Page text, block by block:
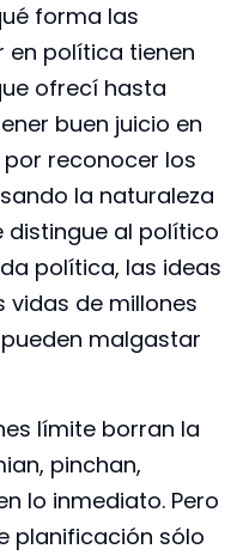
forma las
en política tienen
ofrecí hasta
buen juicio en
reconocer los
la naturaleza
distingue al político
política, las ideas
vidas de millones
malgastar
límite borran la
pinchan,
lo inmediato. Pero
planificación sólo